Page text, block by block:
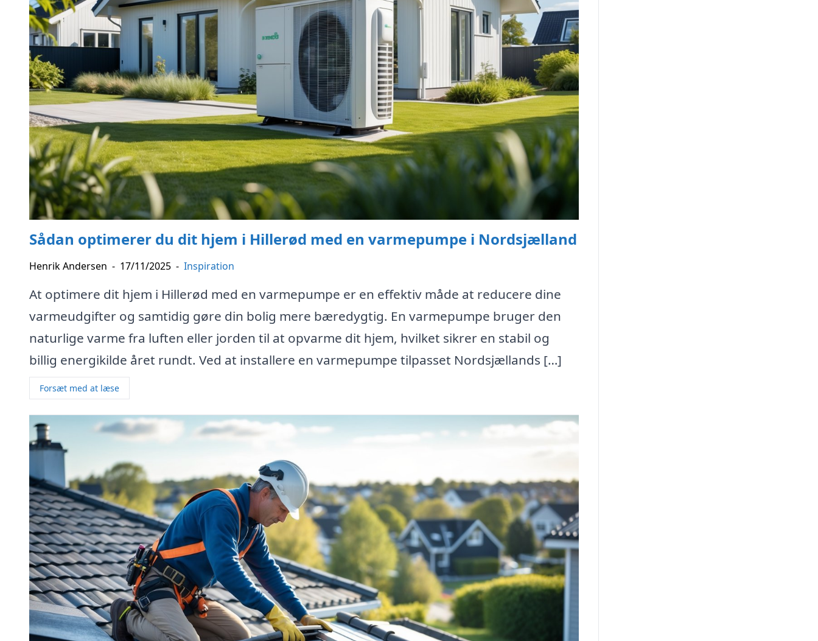
Sådan optimerer du dit hjem i Hillerød med en varmepumpe i Nordsjælland
Henrik Andersen - 17/11/2025 - Inspiration
At optimere dit hjem i Hillerød med en varmepumpe er en effektiv måde at reducere dine
varmeudgifter og samtidig gøre din bolig mere bæredygtig. En varmepumpe bruger den
naturlige varme fra luften eller jorden til at opvarme dit hjem, hvilket sikrer en stabil og
billig energikilde året rundt. Ved at installere en varmepumpe tilpasset Nordsjællands […]
Forsæt med at læse